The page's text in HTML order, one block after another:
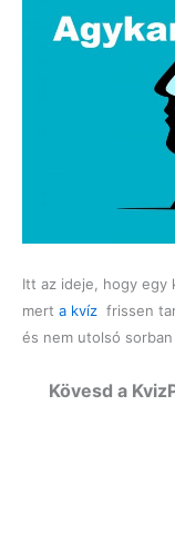
Itt az ideje, hogy egy
mert a kvíz frissen
és nem utolsó
Kövesd a